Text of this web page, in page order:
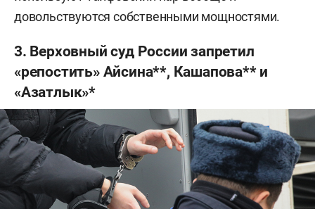
довольствуются собственными мощностями.
3. Верховный суд России запретил
«репостить» Айсина**, Кашапова** и
«Азатлык»*